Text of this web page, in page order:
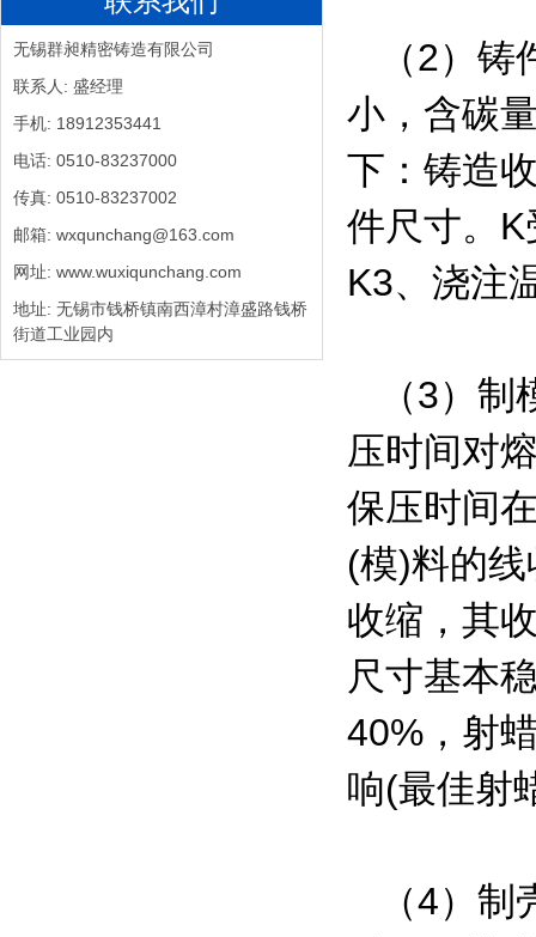
无锡群昶精密铸造有限公司
联系人: 盛经理
手机: 18912353441
电话: 0510-83237000
传真: 0510-83237002
邮箱: wxqunchang@163.com
网址: www.wuxiqunchang.com
地址: 无锡市钱桥镇南西漳村漳盛路钱桥
街道工业园内
（2）铸
小，含碳
下：铸造
件尺寸。
K3、浇注
（3）制
压时间对
保压时间
(模)料的
收缩，其
尺寸基本
40%，射
响(最佳射
（4）制